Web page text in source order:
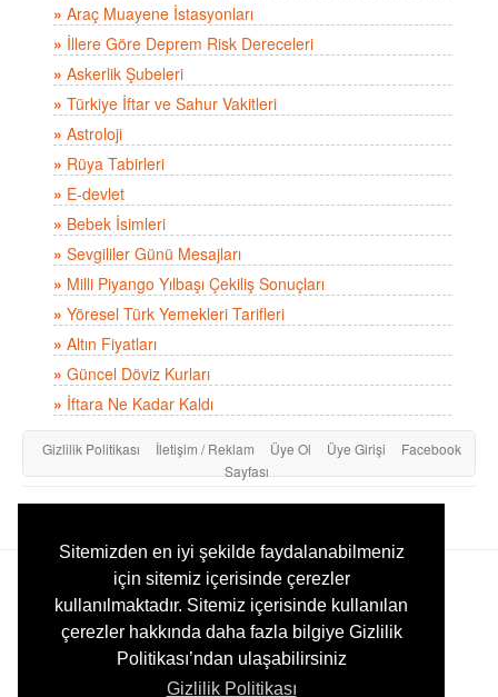
Sitemizden en iyi şekilde faydalanabilmeniz
için sitemiz içerisinde çerezler
kullanılmaktadır. Sitemiz içerisinde kullanılan
çerezler hakkında daha fazla bilgiye Gizlilik
Politikası’ndan ulaşabilirsiniz
Gizlilik Politikası
» Araç Muayene İstasyonları
» İllere Göre Deprem Risk Dereceleri
» Askerlik Şubeleri
» Türkiye İftar ve Sahur Vakitleri
» Astroloji
» Rüya Tabirleri
» E-devlet
» Bebek İsimleri
» Sevgililer Günü Mesajları
» Milli Piyango Yılbaşı Çekiliş Sonuçları
» Yöresel Türk Yemekleri Tarifleri
» Altın Fiyatları
» Güncel Döviz Kurları
» İftara Ne Kadar Kaldı
Gizlilik Politikası İletişim / Reklam Üye Ol Üye Girişi
Facebook
Sayfası